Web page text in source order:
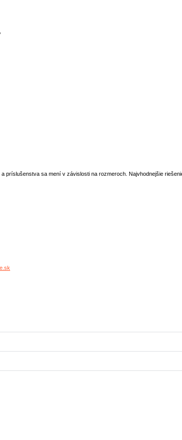
príslušenstva sa mení v závislosti na rozmeroch. Najvhodnejšie